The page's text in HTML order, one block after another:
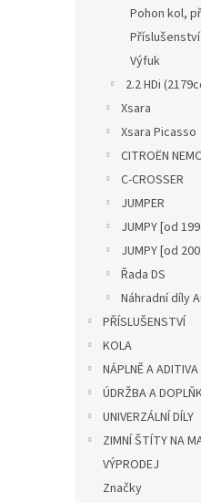
Pohon kol,
Výfuk
2.2 HDi
Xsara
Xsara Picasso
CITROËN
C-CROSSER
JUMPER
JUMPY [od
JUMPY [od
Řada DS
Náhradní díly
PŘÍSLUŠENSTVÍ
KOLA
NÁPLNĚ A ADITIVA
ÚDRŽBA A
UNIVERZÁLNÍ DÍLY
ZIMNÍ ŠTÍTY NA
VÝPRODEJ
Značky